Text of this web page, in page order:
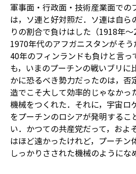
軍事面・行政面・技術産業面での
は，ソ連と好対照だ．ソ連は自ら
りの割合で負けはした（1918年
1970年代のアフガニスタンがそ
40年のフィンランドも負けと言っ
も，いまのプーチンの戦いブリに
かに恐るべき勢力だったのは，否
造でこそ大して効率的じゃなかっ
機械をつくれた．それに，宇宙ロ
をプーチンのロシアが発明するこ
い．かつての共産党だって，およ
はほど遠かったけれど，プーチン
しっかりさされた機械のようにな